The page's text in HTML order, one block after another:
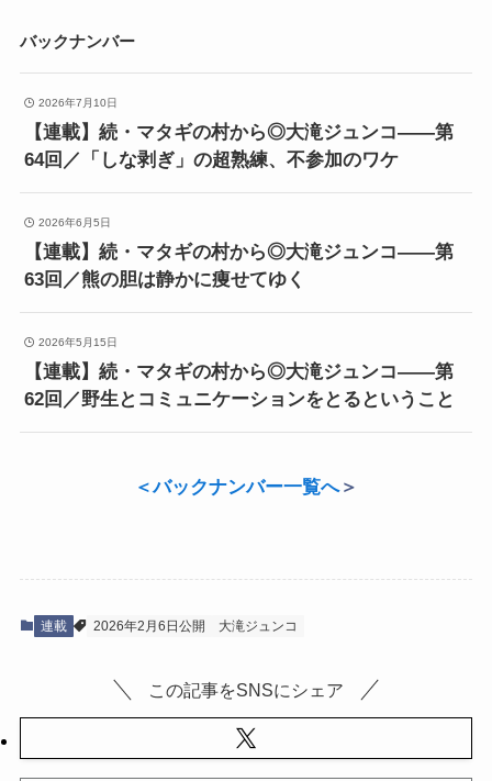
バックナンバー
2026年7月10日
【連載】続・マタギの村から◎大滝ジュンコ――第
64回／「しな剥ぎ」の超熟練、不参加のワケ
2026年6月5日
【連載】続・マタギの村から◎大滝ジュンコ――第
63回／熊の胆は静かに痩せてゆく
2026年5月15日
【連載】続・マタギの村から◎大滝ジュンコ――第
62回／野生とコミュニケーションをとるということ
＜バックナンバー一覧へ＞
連載 2026年2月6日公開 大滝ジュンコ
この記事をSNSにシェア